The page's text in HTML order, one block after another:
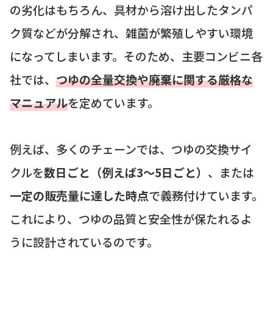
の劣化はもちろん、具材から溶け出したタンパ
ク質などが分解され、雑菌が繁殖しやすい環境
になってしまいます。そのため、主要コンビニ各
社では、 つゆの全量交換や廃棄に関する厳格な
マニュアルを定めています。
例えば、多くのチェーンでは、つゆの交換サイ
クルを数日ごと（例えば3～5日ごと） 、または
一定の販売量に達した時点で義務付けています。
これにより、つゆの品質と安全性が保たれるよ
うに設計されているのです。